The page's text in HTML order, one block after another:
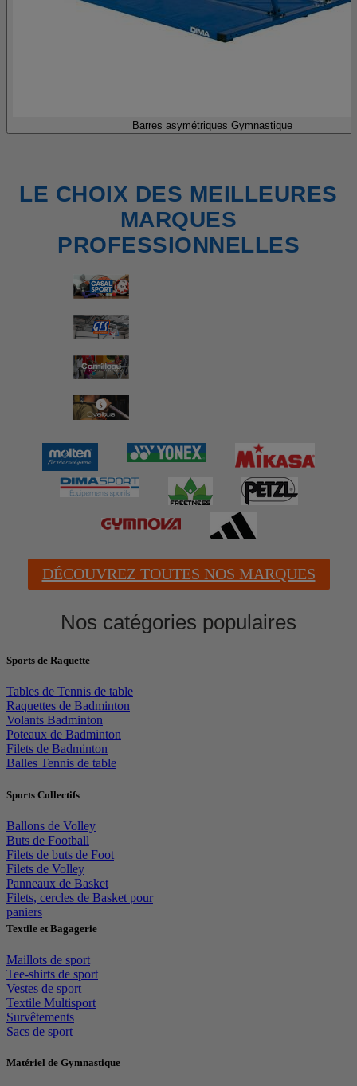
Barres asymétriques Gymnastique
LE CHOIX DES MEILLEURES
MARQUES
PROFESSIONNELLES
DÉCOUVREZ TOUTES NOS MARQUES
Nos catégories populaires
Sports de Raquette
Tables de Tennis de table
Raquettes de Badminton
Volants Badminton
Poteaux de Badminton
Filets de Badminton
Balles Tennis de table
Sports Collectifs
Ballons de Volley
Buts de Football
Filets de buts de Foot
Filets de Volley
Panneaux de Basket
Filets, cercles de Basket pour
paniers
Textile et Bagagerie
Maillots de sport
Tee-shirts de sport
Vestes de sport
Textile Multisport
Survêtements
Sacs de sport
Matériel de Gymnastique